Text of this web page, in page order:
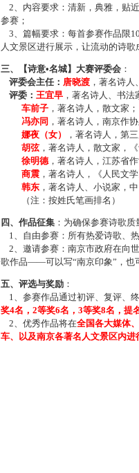
2、内容要求：清新，典雅，贴
参赛；
3、篇幅要求：每首参赛作品限
人文景区进行展示，让流动的诗
三、【诗意•名城】大赛评委会 ：
评委会主任： 唐晓渡 ，著名诗
评委： 王宜早 ，著名诗人、书
车前子 ，著名诗人，散文家；
冯亦同 ，著名诗人，南京作
娜夜（女）
，著名诗人，第
胡弦，著名诗人，散文家，
徐明德，著名诗人，江苏省
商震 ，著名诗人，《人民文
韩东 ，著名诗人、小说家，
（注：按姓氏笔画排名）
四、作品征集 ：为确保参赛诗歌
1、自由参赛：所有热爱诗歌、
2、邀请参赛：南京市政府在向
歌作品——可以写“南京印象”，也
五、评选与奖励 ：
1、参赛作品通过初评、复评、
奖4名，2等奖6名，3等奖8名，提
2、优秀作品将在全国各大媒体
车、以及南京各著名人文景区内进